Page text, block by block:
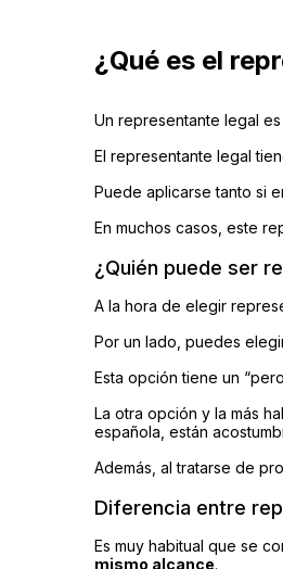
¿Qué es el
Un representante legal
El representante legal
Puede aplicarse tanto si
En muchos casos, este
¿Quién puede ser
A la hora de elegir
Por un lado, puedes
Esta opción tiene un
La otra opción y la más
española, están
Además, al tratarse de
Diferencia entre
Es muy habitual que se
mismo alcance.